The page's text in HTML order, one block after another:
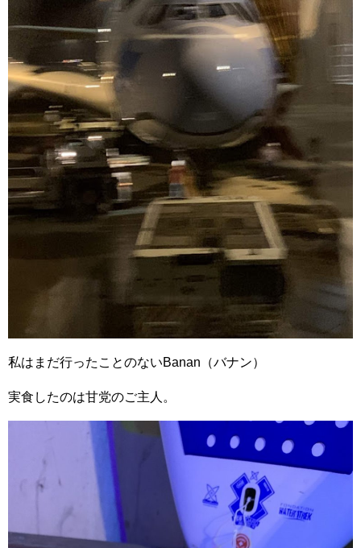
私はまだ行ったことのないBanan（バナン）
実食したのは甘党のご主人。